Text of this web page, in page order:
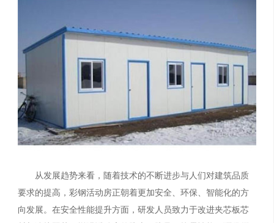
从发展趋势来看，随着技术的不断进步与人们对建筑品质
要求的提高，彩钢活动房正朝着更加安全、环保、智能化的方
向发展。在安全性能提升方面，研发人员致力于改进夹芯板芯